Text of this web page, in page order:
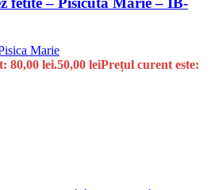
Marie
80,00 lei.50,00 leiPrețul curent este: